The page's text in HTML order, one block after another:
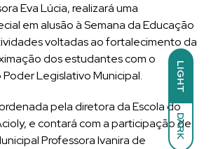
LIGHT
DARK
Eva Lúcia, realizará uma
em alusão à Semana da Educação
voltadas ao fortalecimento da
dos estudantes com o
Legislativo Municipal.
pela diretora da Escola do
e contará com a participação de
Professora Ivanira de